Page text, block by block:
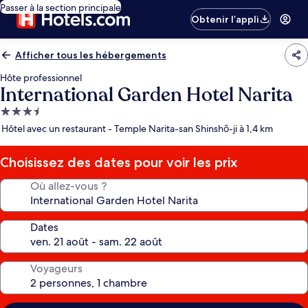
Passer à la section principale
Obtenir l’appli
Afficher tous les hébergements
Hôte professionnel
International Garden Hotel Narita
Hébergement
3.5 étoiles
Hôtel avec un restaurant - Temple Narita-san Shinshō-ji à 1,4 km
Choisissez des dates pour voir les prix
Où allez-vous ?
Dates
Voyageurs